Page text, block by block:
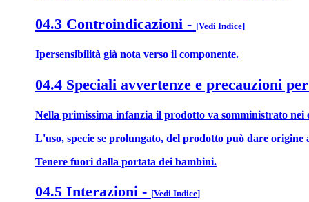
04.3 Controindicazioni - [Vedi Indice]
Ipersensibilità già nota verso il componente.
04.4 Speciali avvertenze e precauzioni
Nella primissima infanzia il prodotto va somministrato
L'uso, specie se prolungato, del prodotto può dare
Tenere fuori dalla portata dei bambini.
04.5 Interazioni - [Vedi Indice]